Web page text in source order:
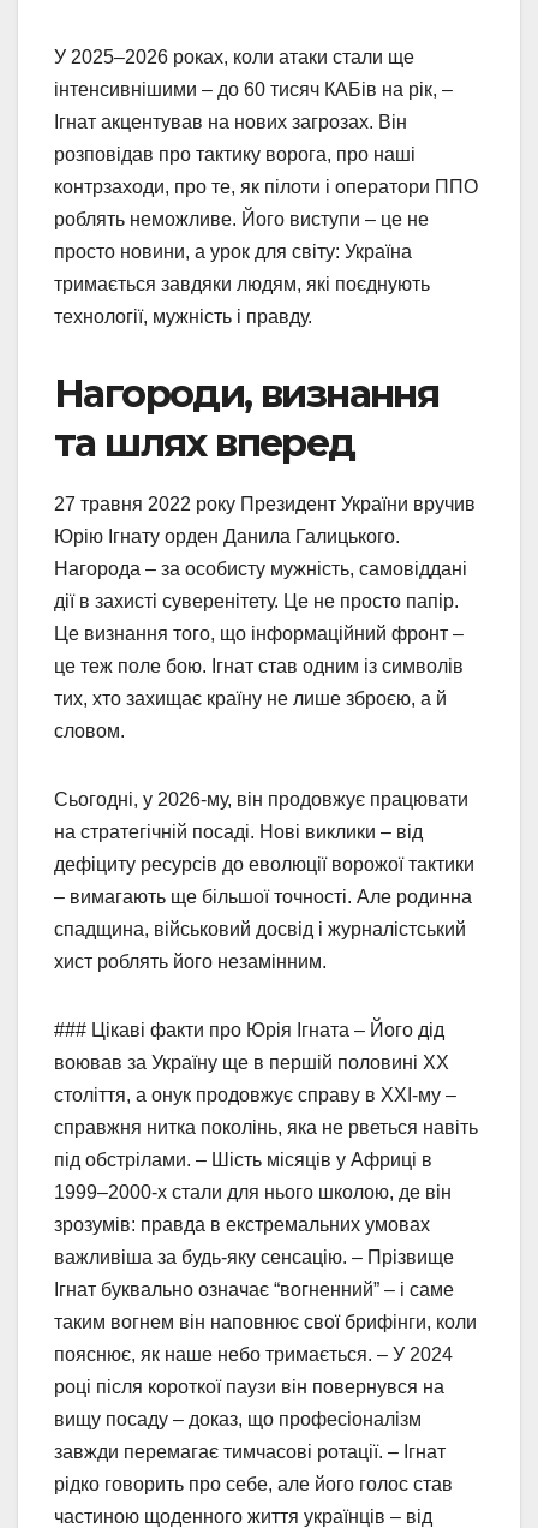
У 2025–2026 роках, коли атаки стали ще
інтенсивнішими – до 60 тисяч КАБів на рік, –
Ігнат акцентував на нових загрозах. Він
розповідав про тактику ворога, про наші
контрзаходи, про те, як пілоти і оператори ППО
роблять неможливе. Його виступи – це не
просто новини, а урок для світу: Україна
тримається завдяки людям, які поєднують
технології, мужність і правду.
Нагороди, визнання
та шлях вперед
27 травня 2022 року Президент України вручив
Юрію Ігнату орден Данила Галицького.
Нагорода – за особисту мужність, самовіддані
дії в захисті суверенітету. Це не просто папір.
Це визнання того, що інформаційний фронт –
це теж поле бою. Ігнат став одним із символів
тих, хто захищає країну не лише зброєю, а й
словом.
Сьогодні, у 2026-му, він продовжує працювати
на стратегічній посаді. Нові виклики – від
дефіциту ресурсів до еволюції ворожої тактики
– вимагають ще більшої точності. Але родинна
спадщина, військовий досвід і журналістський
хист роблять його незамінним.
### Цікаві факти про Юрія Ігната – Його дід
воював за Україну ще в першій половині XX
століття, а онук продовжує справу в XXI-му –
справжня нитка поколінь, яка не рветься навіть
під обстрілами. – Шість місяців у Африці в
1999–2000-х стали для нього школою, де він
зрозумів: правда в екстремальних умовах
важливіша за будь-яку сенсацію. – Прізвище
Ігнат буквально означає “вогненний” – і саме
таким вогнем він наповнює свої брифінги, коли
пояснює, як наше небо тримається. – У 2024
році після короткої паузи він повернувся на
вищу посаду – доказ, що професіоналізм
завжди перемагає тимчасові ротації. – Ігнат
рідко говорить про себе, але його голос став
частиною щоденного життя українців – від